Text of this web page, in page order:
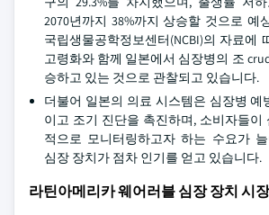
2070년까지 38%까지 상승할 것으로 예
국립생물공학정보센터(NCBI)의 자료에
고령화와 함께 일본에서 심장병의 조
승하고 있는 것으로 관찰되고 있습니다.
더불어 일본의 의료 시스템은 심장병 예
이고 조기 진단을 촉진하며, 소비자들이
적으로 모니터링하고자 하는 수요가
심장 장치가 점차 인기를 얻고 있습니다.
라틴아메리카 웨어러블 심장 장치 시장